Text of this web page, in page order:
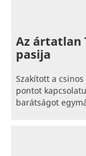
Az ártatlan
pasija
Szakított a
pontot
barátságot